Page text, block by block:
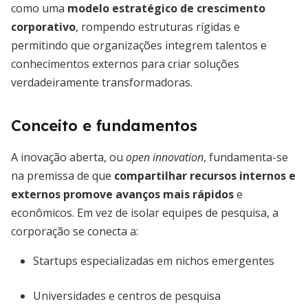
como uma modelo estratégico de crescimento
corporativo, rompendo estruturas rígidas e
permitindo que organizações integrem talentos e
conhecimentos externos para criar soluções
verdadeiramente transformadoras.
Conceito e fundamentos
A inovação aberta, ou open innovation, fundamenta-se
na premissa de que compartilhar recursos internos e
externos promove avanços mais rápidose
econômicos. Em vez de isolar equipes de pesquisa, a
corporação se conecta a:
Startups especializadas em nichos emergentes
Universidades e centros de pesquisa